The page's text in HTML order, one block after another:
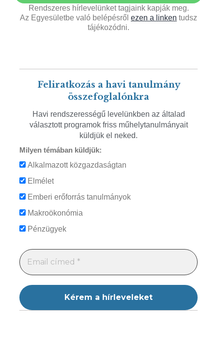
Rendszeres hírlevelünket tagjaink kapják meg.
Az Egyesületbe való belépésről ezen a linken tudsz
tájékozódni.
Feliratkozás a havi tanulmány
összefoglalónkra
Havi rendszerességű levelünkben az általad
választott programok friss műhelytanulmányait
küldjük el neked.
Milyen témában küldjük:
Alkalmazott közgazdaságtan
Elmélet
Emberi erőforrás tanulmányok
Makroökonómia
Pénzügyek